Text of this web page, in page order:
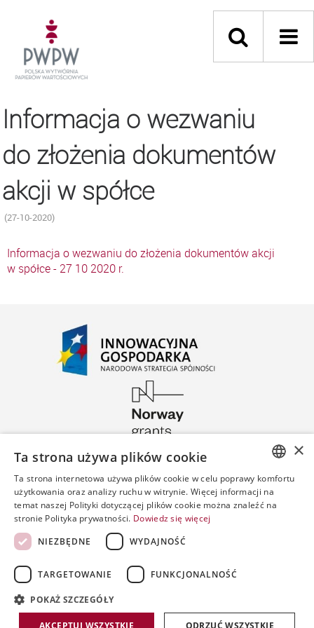
Informacja o wezwaniu
do złożenia dokumentów
akcji w spółce
(27-10-2020)
Informacja o wezwaniu do złożenia dokumentów akcji
w spółce - 27 10 2020 r.
ENGLISH
×
Ta strona używa plików cookie
Ta strona internetowa używa plików cookie w celu poprawy komfortu
użytkowania oraz analizy ruchu w witrynie. Więcej informacji na
temat naszej Polityki dotyczącej plików cookie można znaleźć na
stronie Polityka prywatności. Dowiedz się więcej
NIEZBĘDNE
WYDAJNOŚĆ
TARGETOWANIE FUNKCJONALNOŚĆ
POKAŻ SZCZEGÓŁY
AKCEPTUJ WSZYSTKIE ODRZUĆ WSZYSTKIE